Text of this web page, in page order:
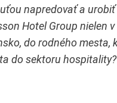
napredovať a urobiť
Hotel Group nielen
do rodného mesta,
do sektoru